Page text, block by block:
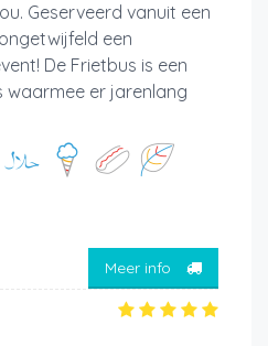
Geserveerd vanuit een
een
De Frietbus is een
er jarenlang
Meer info